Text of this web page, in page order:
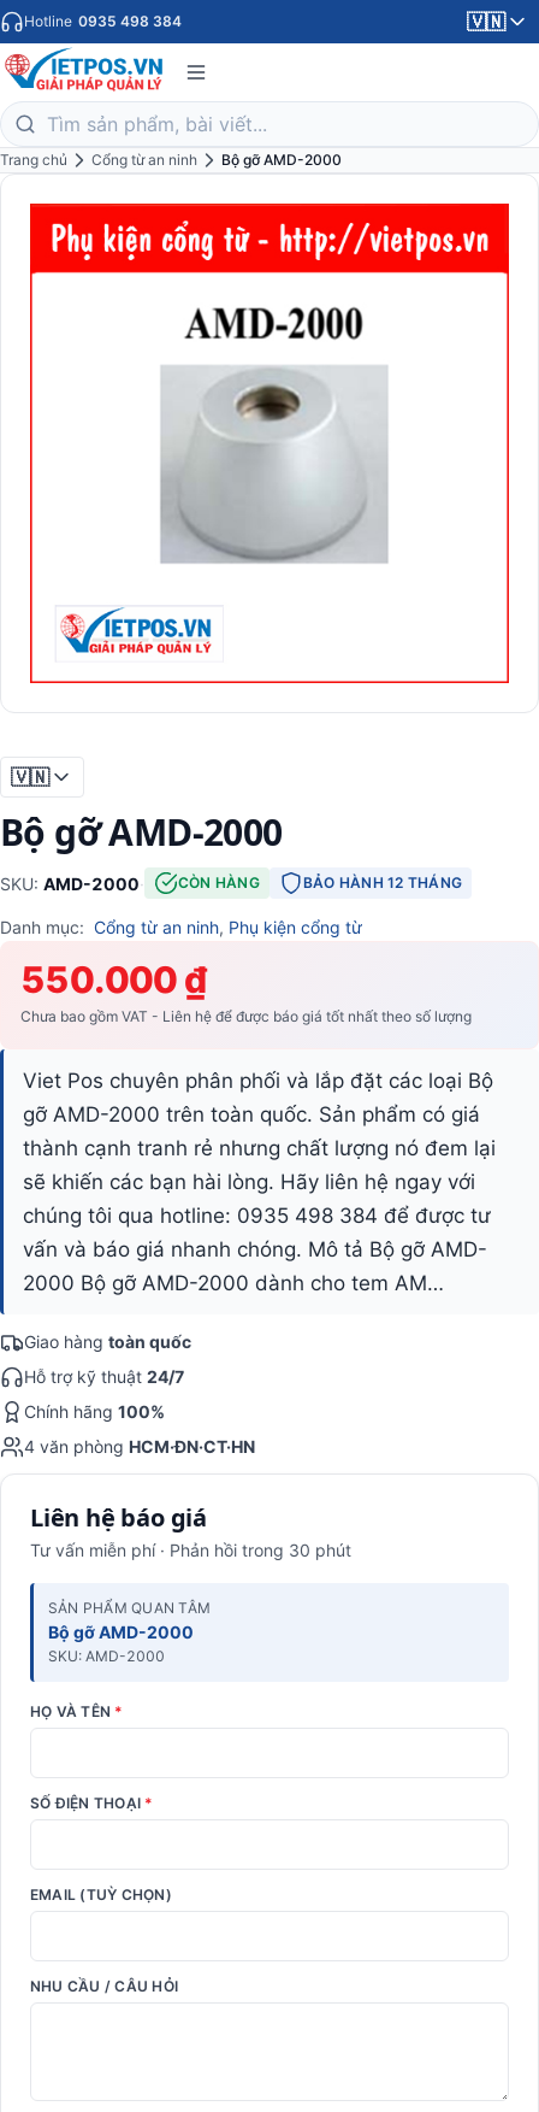
Hotline 0935 498 384 🇻🇳
Trang chủ Cổng từ an ninh Bộ gỡ AMD-2000
🇻🇳
Bộ gỡ AMD-2000
SKU: AMD-2000· CÒN HÀNG BẢO HÀNH 12 THÁNG
Danh mục: Cổng từ an ninh, Phụ kiện cổng từ
550.000 ₫
Chưa bao gồm VAT - Liên hệ để được báo giá tốt nhất theo số lượng
Viet Pos chuyên phân phối và lắp đặt các loại Bộ
gỡ AMD-2000 trên toàn quốc. Sản phẩm có giá
thành cạnh tranh rẻ nhưng chất lượng nó đem lại
sẽ khiến các bạn hài lòng. Hãy liên hệ ngay với
chúng tôi qua hotline: 0935 498 384 để được tư
vấn và báo giá nhanh chóng. Mô tả Bộ gỡ AMD-
2000 Bộ gỡ AMD-2000 dành cho tem AM…
Giao hàng toàn quốc
Hỗ trợ kỹ thuật 24/7
Chính hãng 100%
4 văn phòng HCM·ĐN·CT·HN
Liên hệ báo giá
Tư vấn miễn phí · Phản hồi trong 30 phút
SẢN PHẨM QUAN TÂM
Bộ gỡ AMD-2000
SKU: AMD-2000
HỌ VÀ TÊN *
SỐ ĐIỆN THOẠI *
EMAIL (TUỲ CHỌN)
NHU CẦU / CÂU HỎI